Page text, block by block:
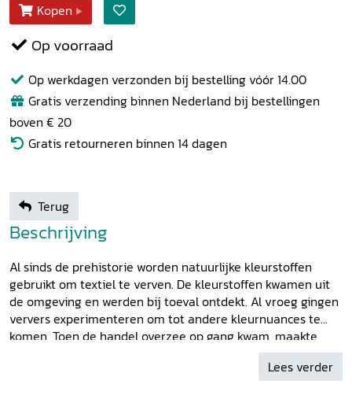
Kopen
Op voorraad
Op werkdagen verzonden bij bestelling vóór 14.00
Gratis verzending binnen Nederland bij bestellingen
boven € 20
Gratis retourneren binnen 14 dagen
Terug
Beschrijving
Al sinds de prehistorie worden natuurlijke kleurstoffen
gebruikt om textiel te verven. De kleurstoffen kwamen uit
de omgeving en werden bij toeval ontdekt. Al vroeg gingen
ververs experimenteren om tot andere kleurnuances te
komen. Toen de handel overzee op gang kwam, maakte
Europa kennis met onbekende, exclusieve kleurstoffen. De
belangstelling daarvoor was groot, maar de hoge prijs
Lees verder